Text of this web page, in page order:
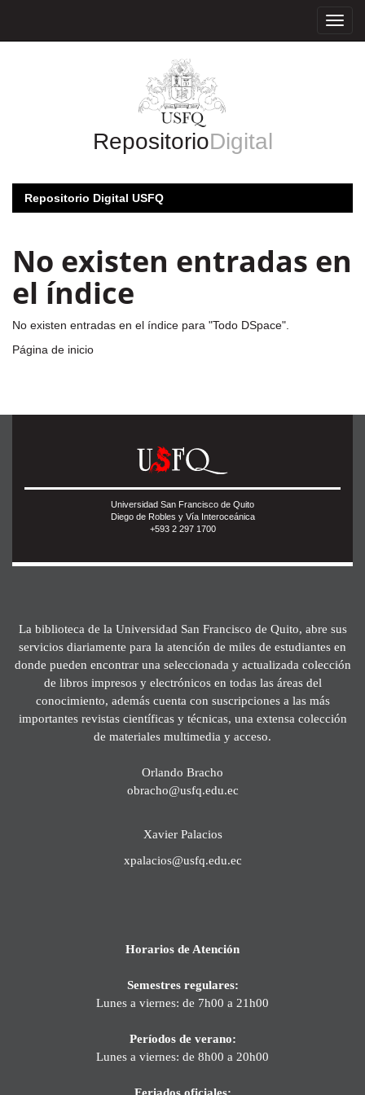
RepositorioDigital
Repositorio Digital USFQ
No existen entradas en
el índice
No existen entradas en el índice para "Todo DSpace".
Página de inicio
Universidad San Francisco de Quito
Diego de Robles y Vía Interoceánica
+593 2 297 1700
La biblioteca de la Universidad San Francisco de Quito, abre sus
servicios diariamente para la atención de miles de estudiantes en
donde pueden encontrar una seleccionada y actualizada colección
de libros impresos y electrónicos en todas las áreas del
conocimiento, además cuenta con suscripciones a las más
importantes revistas científicas y técnicas, una extensa colección
de materiales multimedia y acceso.
Orlando Bracho
obracho@usfq.edu.ec
Xavier Palacios
xpalacios@usfq.edu.ec
Horarios de Atención
Semestres regulares:
Lunes a viernes: de 7h00 a 21h00
Períodos de verano:
Lunes a viernes: de 8h00 a 20h00
Feriados oficiales: